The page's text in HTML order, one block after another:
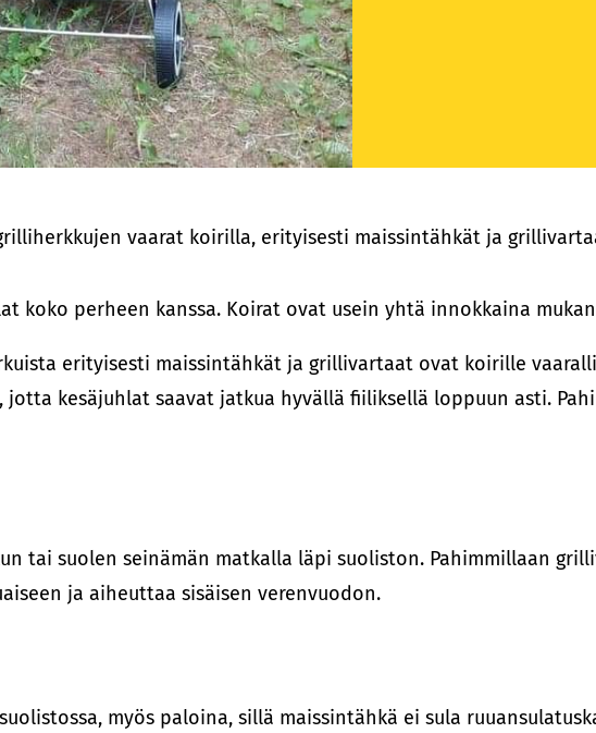
vaarat koirilla, erityisesti maissintähkät ja
koko perheen kanssa. Koirat ovat usein yhtä innokkaina
erityisesti maissintähkät ja grillivartaat ovat koirille
kesäjuhlat saavat jatkua hyvällä fiiliksellä loppuun asti.
tai suolen seinämän matkalla läpi suoliston. Pahimmillaan
ja aiheuttaa sisäisen verenvuodon.
myös paloina, sillä maissintähkä ei sula